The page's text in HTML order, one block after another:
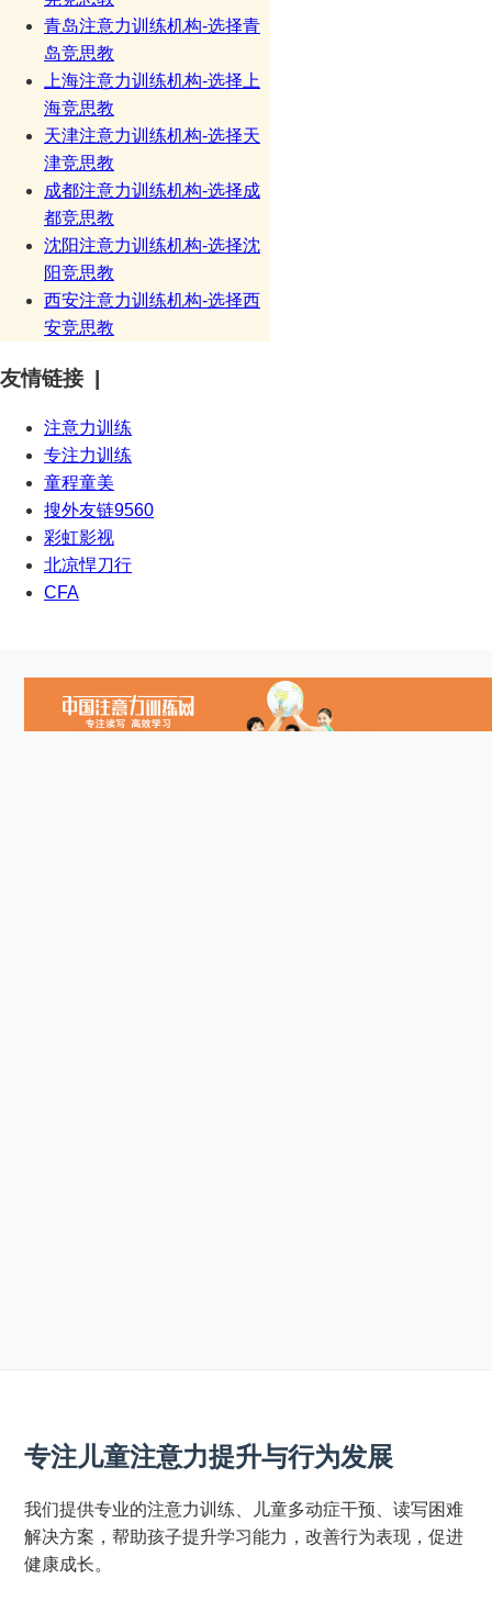
青岛注意力训练机构-选择青
岛竞思教
上海注意力训练机构-选择上
海竞思教
天津注意力训练机构-选择天
津竞思教
成都注意力训练机构-选择成
都竞思教
沈阳注意力训练机构-选择沈
阳竞思教
西安注意力训练机构-选择西
安竞思教
友情链接 |
注意力训练
专注力训练
童程童美
搜外友链9560
彩虹影视
北凉悍刀行
CFA
专注儿童注意力提升与行为发展
我们提供专业的注意力训练、儿童多动症干预、读写困难
解决方案，帮助孩子提升学习能力，改善行为表现，促进
健康成长。